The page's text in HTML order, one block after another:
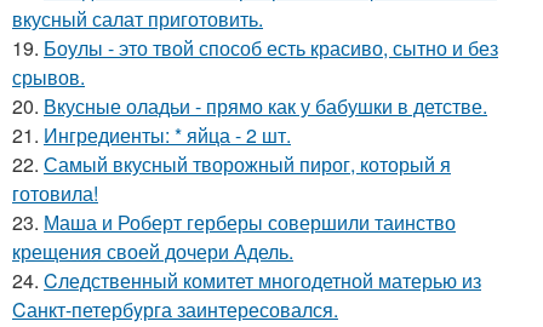
вкусный салат приготовить.
19. Боулы - это твой способ есть красиво, сытно и без
срывов.
20. Вкусные оладьи - прямо как у бабушки в детстве.
21. Ингредиенты: * яйца - 2 шт.
22. Самый вкусный творожный пирог, который я
готовила!
23. Маша и Роберт герберы совершили таинство
крещения своей дочери Адель.
24. Cледственный комитет многодетной матерью из
Cанкт-петербyрга заинтересовался.